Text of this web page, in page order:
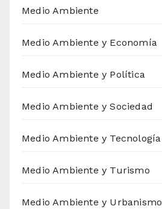
Medio Ambiente
Medio Ambiente y Economía
Medio Ambiente y Política
Medio Ambiente y Sociedad
Medio Ambiente y Tecnología
Medio Ambiente y Turismo
Medio Ambiente y Urbanismo